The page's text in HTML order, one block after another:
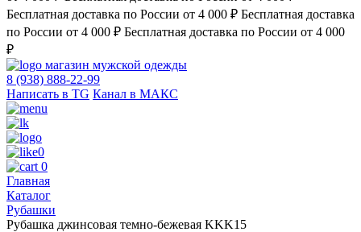
Бесплатная доставка по России от 4 000 ₽ Бесплатная доставка
по России от 4 000 ₽ Бесплатная доставка по России от 4 000
₽
магазин мужской одежды
8 (938) 888-22-99
Написать в TG Канал в МАКС
0
0
Главная
Каталог
Рубашки
Рубашка джинсовая темно-бежевая KKK15